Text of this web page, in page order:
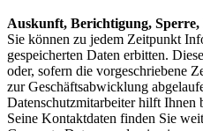
Auskunft, Berichtigung,
Sie können zu jedem Zeitpunkt
gespeicherten Daten erbitten.
oder, sofern die vorgeschriebene
zur Geschäftsabwicklung
Datenschutzmitarbeiter hilft Ihnen
Seine Kontaktdaten finden Sie